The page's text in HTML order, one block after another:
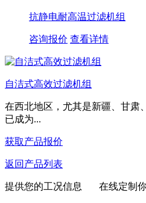
抗静电耐高温过滤机组
咨询报价 查看详情
自洁式高效过滤机组
在西北地区，尤其是新疆、甘肃
已成为...
获取产品报价
返回产品列表
提供您的工况信息 在线定制你